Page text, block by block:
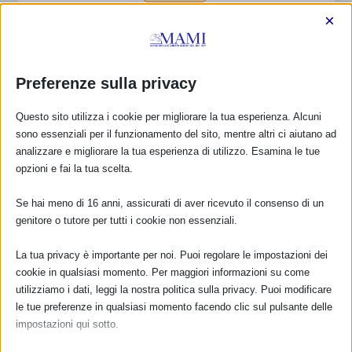
Dona15,00€
COLLABORAZIONI IN ITALIA
Preferenze sulla privacy
×
Questo sito utilizza i cookie per migliorare la tua esperienza. Alcuni
sono essenziali per il funzionamento del sito, mentre altri ci aiutano ad
analizzare e migliorare la tua esperienza di utilizzo. Esamina le tue
opzioni e fai la tua scelta.
Se hai meno di 16 anni, assicurati di aver ricevuto il consenso di un
genitore o tutore per tutti i cookie non essenziali.
La tua privacy è importante per noi. Puoi regolare le impostazioni dei
cookie in qualsiasi momento. Per maggiori informazioni su come
utilizziamo i dati, leggi la nostra politica sulla privacy. Puoi modificare
le tue preferenze in qualsiasi momento facendo clic sul pulsante delle
impostazioni qui sotto.